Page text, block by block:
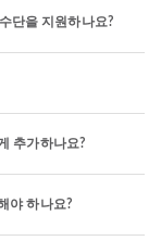
단을 지원하나요?
추가하나요?
야 하나요?